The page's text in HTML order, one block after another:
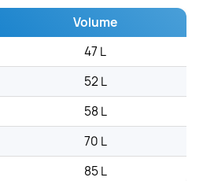
Volume
47 L
52 L
58 L
70 L
85 L